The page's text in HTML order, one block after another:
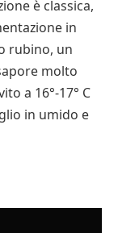
è classica,
in
rubino, un
molto
a 16°-17° C
in umido e